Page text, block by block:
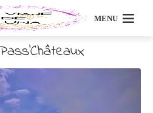
MENU